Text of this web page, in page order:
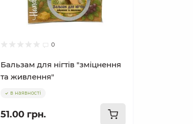
0
Бальзам для нігтів "зміцнення
та живлення"
в наявності
51.00 грн.